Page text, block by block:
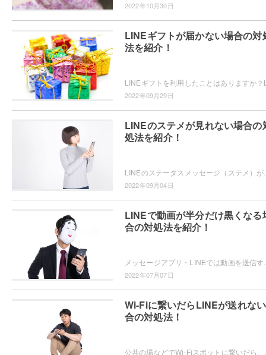
2022年10月30日
LINEギフトが届かない場合の対
法を紹介！
2022年09月29日
LINEのステメが見れない場合の
処法を紹介！
2022年09月04日
LINEで動画が半分だけ黒くなる
合の対処法を紹介！
2022年07月07日
Wi-Fiに繋いだらLINEが送れな
合の対処法！